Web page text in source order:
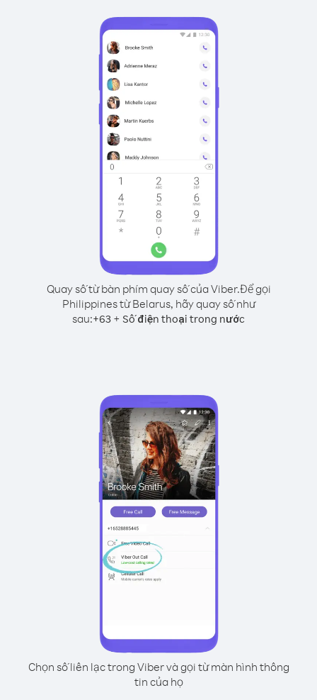
Quay số từ bàn phím quay số của Viber.Để gọi
Philippines từ Belarus, hãy quay số như
sau:+63 + Số điện thoại trong nước
Chọn số liên lạc trong Viber và gọi từ màn hình thông
tin của họ